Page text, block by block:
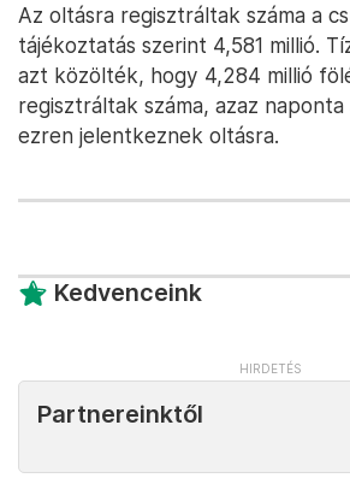
Az oltásra regisztráltak száma a
tájékoztatás szerint 4,581 millió.
azt közölték, hogy 4,284 millió
regisztráltak száma, azaz
ezren jelentkeznek oltásra.
Kedvenceink
Partnereinktől